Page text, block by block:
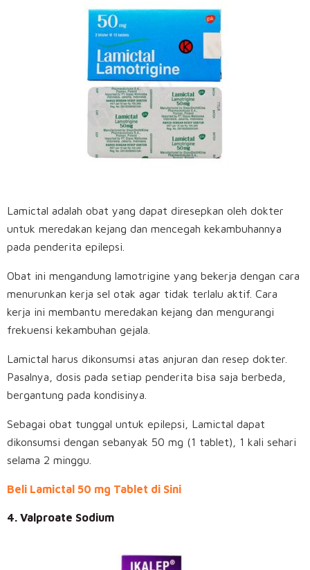
Lamictal adalah obat yang dapat diresepkan oleh dokter
untuk meredakan kejang dan mencegah kekambuhannya
pada penderita epilepsi.
Obat ini mengandung lamotrigine yang bekerja dengan cara
menurunkan kerja sel otak agar tidak terlalu aktif. Cara
kerja ini membantu meredakan kejang dan mengurangi
frekuensi kekambuhan gejala.
Lamictal harus dikonsumsi atas anjuran dan resep dokter.
Pasalnya, dosis pada setiap penderita bisa saja berbeda,
bergantung pada kondisinya.
Sebagai obat tunggal untuk epilepsi, Lamictal dapat
dikonsumsi dengan sebanyak 50 mg (1 tablet), 1 kali sehari
selama 2 minggu.
Beli Lamictal 50 mg Tablet di Sini
4. Valproate Sodium